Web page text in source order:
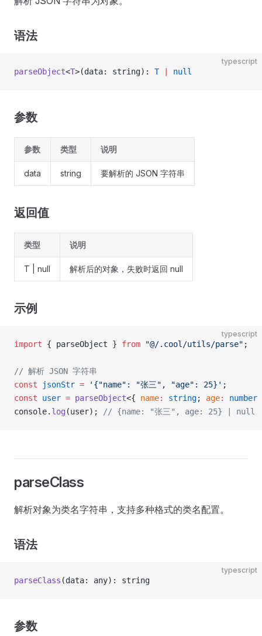
语法
typescript
parseObject<T>(data: string): T | null
参数
参数 类型 说明
data string 要解析的 JSON 字符串
返回值
类型 说明
T | null 解析后的对象，失败时返回 null
示例
typescript
import { parseObject } from "@/.cool/utils/parse" ;
// 解析 JSON 字符串
const jsonStr = '{"name": "张三", "age": 25}' ;
const user = parseObject<{ name: string; age: number
console. log (user); // {name: "张三", age: 25} | null
parseClass
解析对象为类名字符串，支持多种格式的类名配置。
语法
typescript
parseClass (data: any): string
参数